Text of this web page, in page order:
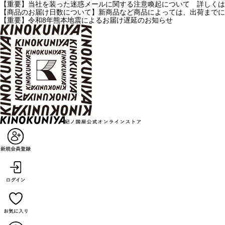
【重要】当社を装った迷惑メールに関する注意喚起について 詳しく
【商品のお届け日数について】新商品など商品によっては、出荷ま
【重要】令和8年熊本地震によるお届け遅延のお知らせ